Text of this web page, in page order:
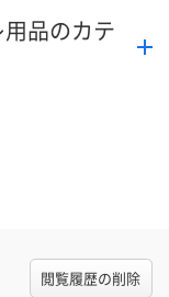
品のカテ
閲覧履歴の削除